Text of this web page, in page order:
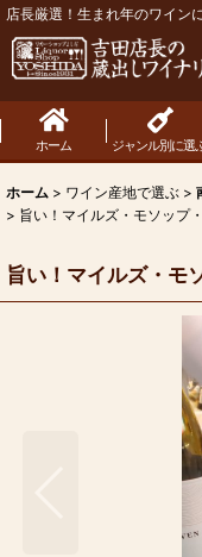
店長厳選！生まれ年のワイン
ホーム ジャンル別に選
ホーム > ワイン産地で選ぶ >
> 旨い！マイルズ・モソップ
旨い！マイルズ・モ